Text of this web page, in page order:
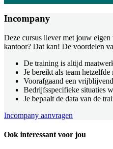
Incompany
Deze cursus liever met jouw
kantoor? Dat kan! De voordelen
De training is altijd
Je bereikt als team hetzelfde
Voorafgaand een
Bedrijfsspecifieke situaties
Je bepaalt de data van de
Incompany aanvragen
Ook interessant voor jou